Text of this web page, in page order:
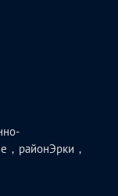
，районЭрки，